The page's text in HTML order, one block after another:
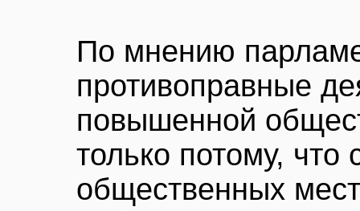
По мнению
противоправные
повышенной
только потому,
общественных